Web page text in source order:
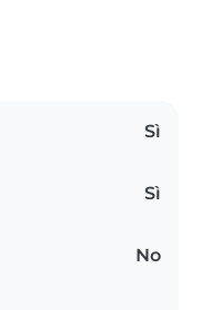
Sì
Sì
No